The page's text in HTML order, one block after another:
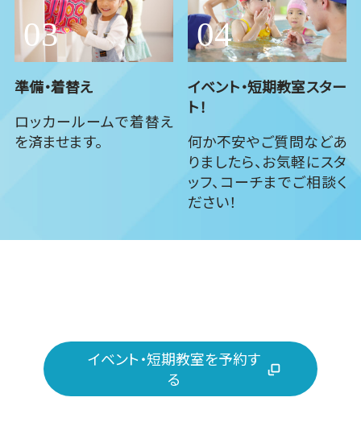
準備・着替え
ロッカールームで着替え
を済ませます。
イベント・短期教室スター
ト！
何か不安やご質問などあ
りましたら、お気軽にスタ
ッフ、コーチまでご相談く
ださい！
イベント・短期教室を予約す
る